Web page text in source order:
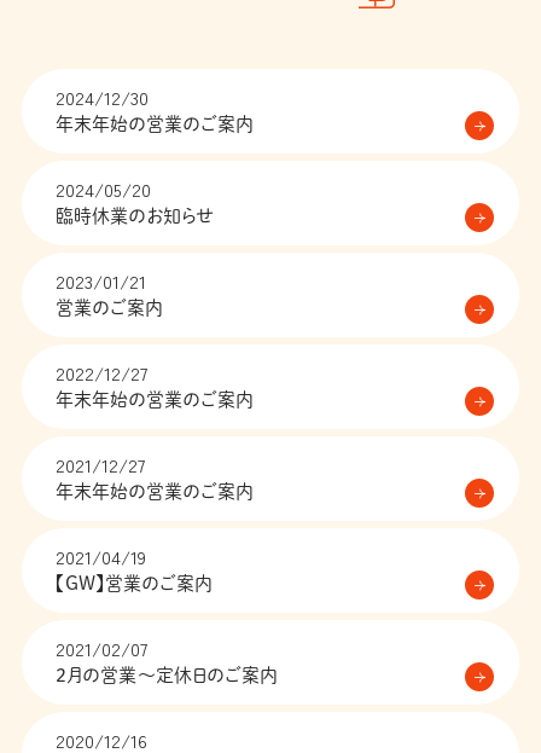
2024/12/30
年末年始の営業のご案内
2024/05/20
臨時休業のお知らせ
2023/01/21
営業のご案内
2022/12/27
年末年始の営業のご案内
2021/12/27
年末年始の営業のご案内
2021/04/19
【GW】営業のご案内
2021/02/07
2月の営業〜定休日のご案内
2020/12/16